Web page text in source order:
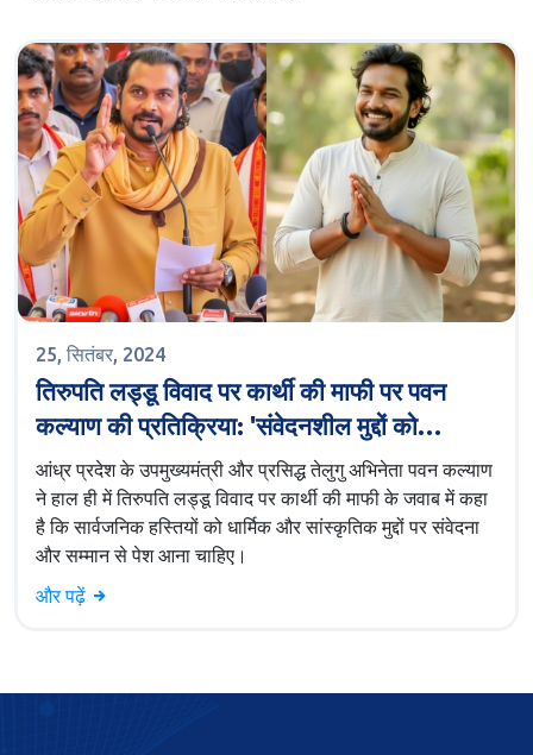
25, सितंबर, 2024
तिरुपति लड्डू विवाद पर कार्थी की माफी पर पवन
कल्याण की प्रतिक्रिया: 'संवेदनशील मुद्दों को
सावधानी से संभालें'
आंध्र प्रदेश के उपमुख्यमंत्री और प्रसिद्ध तेलुगु अभिनेता पवन कल्याण
ने हाल ही में तिरुपति लड्डू विवाद पर कार्थी की माफी के जवाब में कहा
है कि सार्वजनिक हस्तियों को धार्मिक और सांस्कृतिक मुद्दों पर संवेदना
और सम्मान से पेश आना चाहिए।
और पढ़ें